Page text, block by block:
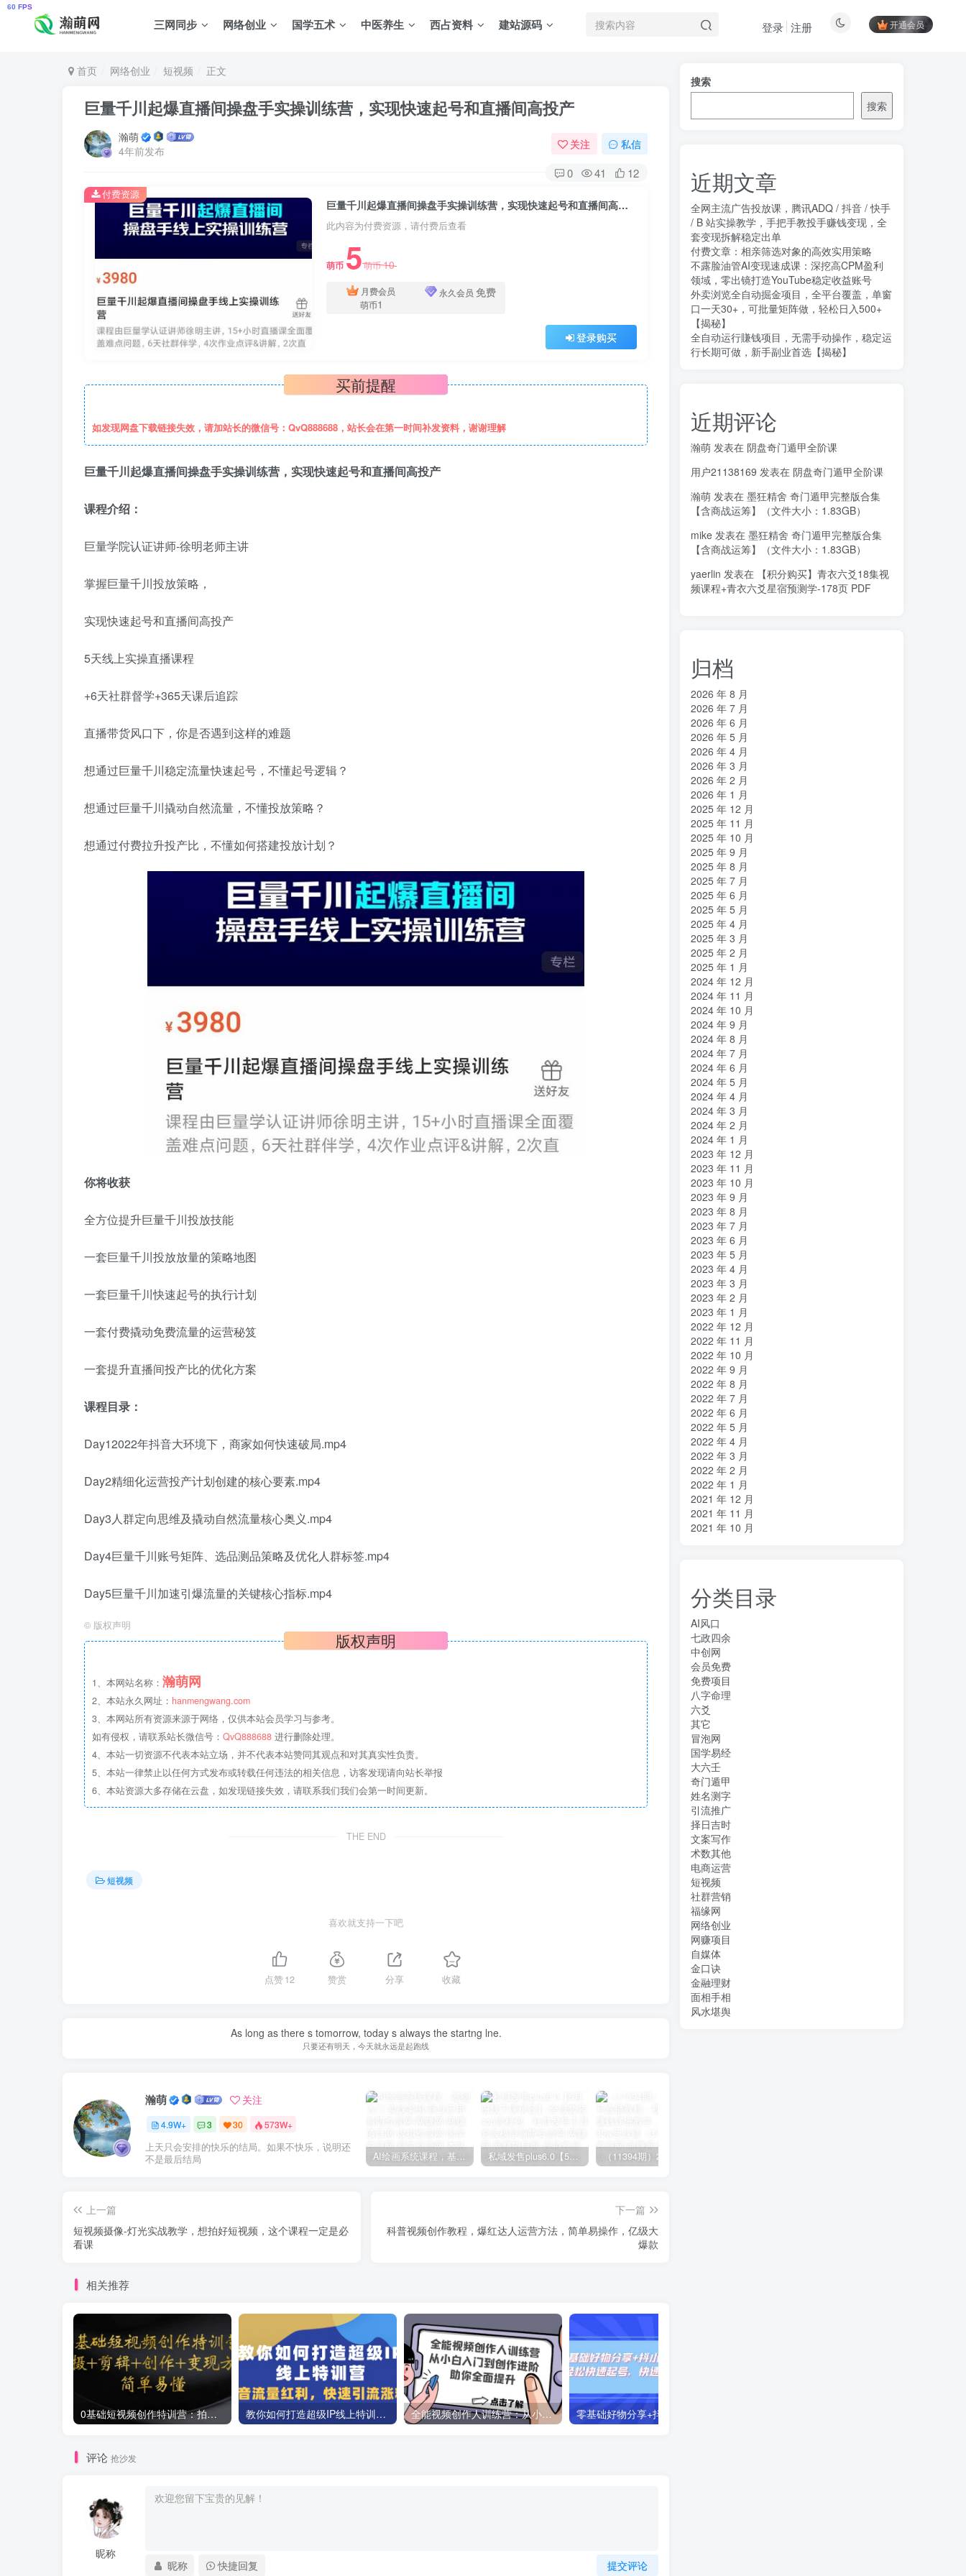
三网同步 网络创业 国学五术 中医养生 西占资料 建站源码 开通会员
登录 注册
首页 网络创业 短视频 正文
巨量千川起爆直播间操盘手实操训练营，实现快速起号和直播间高投产
瀚萌
4年前发布
关注 私信
0 41 12
巨量千川起爆直播间操盘手实操训练营，实现快速起号和直播间高投产
此内容为付费资源，请付费后查看
萌币 5萌币10
月费会员
萌币1
永久会员 免费
登录购买
付费资源
买前提醒
如发现网盘下载链接失效，请加站长的微信号：QvQ888688，站长会在第一时间补发资料，谢谢理解
巨量千川起爆直播间操盘手实操训练营，实现快速起号和直播间高投产
课程介绍：
​巨量学院认证讲师-徐明老师主讲
掌握巨量千川投放策略，
实现快速起号和直播间高投产
5天线上实操直播课程
+6天社群督学+365天课后追踪
直播带货风口下，你是否遇到这样的难题
想通过巨量千川稳定流量快速起号，不懂起号逻辑？
想通过巨量千川撬动自然流量，不懂投放策略？
想通过付费拉升投产比，不懂如何搭建投放计划？
你将收获
全方位提升巨量千川投放技能
一套巨量千川投放放量的策略地图
一套巨量千川快速起号的执行计划
一套付费撬动免费流量的运营秘笈
一套提升直播间投产比的优化方案
课程目录：
Day12022年抖音大环境下，商家如何快速破局.mp4
Day2精细化运营投产计划创建的核心要素.mp4
Day3人群定向思维及撬动自然流量核心奥义.mp4
Day4巨量千川账号矩阵、选品测品策略及优化人群标签.mp4
Day5巨量千川加速引爆流量的关键核心指标.mp4
© 版权声明
版权声明
1、本网站名称： 瀚萌网
2、本站永久网址： hanmengwang.com
3、本网站所有资源来源于网络，仅供本站会员学习与参考。
如有侵权，请联系站长微信号： QvQ888688 进行删除处理。
4、本站一切资源不代表本站立场，并不代表本站赞同其观点和对其真实性负责。
5、本站一律禁止以任何方式发布或转载任何违法的相关信息，访客发现请向站长举报
6、本站资源大多存储在云盘，如发现链接失效，请联系我们我们会第一时间更新。
THE END
短视频
喜欢就支持一下吧
点赞12 赞赏 分享 收藏
As long as there s tomorrow, today s always the startng lne.
只要还有明天，今天就永远是起跑线
瀚萌 关注
4.9W+ 3 30 573W+
上天只会安排的快乐的结局。如果不快乐，说明还
不是最后结局
AI绘画系统课程，基础入门-实战案例-商业应用 私域发售plus6.0【5月份线下课录音】/全域套装sop流程包，社群发售工具套装模型
上一篇
短视频摄像-灯光实战教学，想拍好短视频，这个课程一定是必
看课
下一篇
科普视频创作教程，爆红达人运营方法，简单易操作，亿级大
爆款
相关推荐
0基础短视频创作特训营：拍摄+剪辑+创作+变现方法 教你如何打造超级IP线上特训营，抖音流量红利新机遇 全能视频创作人训练营：从小白入门到创作进阶，助你全面提升
评论 抢沙发
昵称
提交评论
昵称 快捷回复
搜索
搜索
近期文章
全网主流广告投放课，腾讯ADQ / 抖音 / 快手
/ B 站实操教学，手把手教投手赚钱变现，全
套变现拆解稳定出单
付费文章：相亲筛选对象的高效实用策略
不露脸油管AI变现速成课：深挖高CPM盈利
领域，零出镜打造YouTube稳定收益账号
外卖浏览全自动掘金项目，全平台覆盖，单窗
口一天30+，可批量矩阵做，轻松日入500+
【揭秘】
全自动运行賺钱项目，无需手动操作，稳定运
行长期可做，新手副业首选【揭秘】
近期评论
瀚萌 发表在 阴盘奇门遁甲全阶课
用户21138169 发表在 阴盘奇门遁甲全阶课
瀚萌 发表在 墨狂精舍 奇门遁甲完整版合集
【含商战运筹】（文件大小：1.83GB）
mike 发表在 墨狂精舍 奇门遁甲完整版合集
【含商战运筹】（文件大小：1.83GB）
yaerlin 发表在 【积分购买】青衣六爻18集视
频课程+青衣六爻星宿预测学-178页 PDF
归档
2026 年 8 月
2026 年 7 月
2026 年 6 月
2026 年 5 月
2026 年 4 月
2026 年 3 月
2026 年 2 月
2026 年 1 月
2025 年 12 月
2025 年 11 月
2025 年 10 月
2025 年 9 月
2025 年 8 月
2025 年 7 月
2025 年 6 月
2025 年 5 月
2025 年 4 月
2025 年 3 月
2025 年 2 月
2025 年 1 月
2024 年 12 月
2024 年 11 月
2024 年 10 月
2024 年 9 月
2024 年 8 月
2024 年 7 月
2024 年 6 月
2024 年 5 月
2024 年 4 月
2024 年 3 月
2024 年 2 月
2024 年 1 月
2023 年 12 月
2023 年 11 月
2023 年 10 月
2023 年 9 月
2023 年 8 月
2023 年 7 月
2023 年 6 月
2023 年 5 月
2023 年 4 月
2023 年 3 月
2023 年 2 月
2023 年 1 月
2022 年 12 月
2022 年 11 月
2022 年 10 月
2022 年 9 月
2022 年 8 月
2022 年 7 月
2022 年 6 月
2022 年 5 月
2022 年 4 月
2022 年 3 月
2022 年 2 月
2022 年 1 月
2021 年 12 月
2021 年 11 月
2021 年 10 月
分类目录
AI风口
七政四余
中创网
会员免费
免费项目
八字命理
六爻
其它
冒泡网
国学易经
大六壬
奇门遁甲
姓名测字
引流推广
择日吉时
文案写作
术数其他
电商运营
短视频
社群营销
福缘网
网络创业
网赚项目
自媒体
金口诀
金融理财
面相手相
风水堪舆